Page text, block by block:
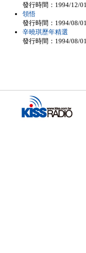
發行時間：1994/12/01
領悟
發行時間：1994/08/01
辛曉琪歷年精選
發行時間：1994/08/01